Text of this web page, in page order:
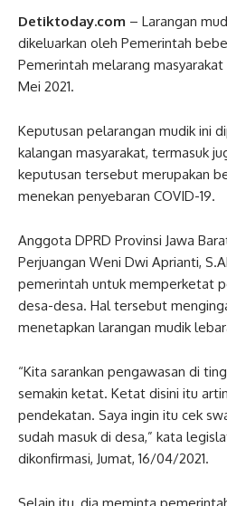
Detiktoday.com – Larangan
dikeluarkan oleh Pemerintah
Pemerintah melarang
Mei 2021.
Keputusan pelarangan mudik ini
kalangan masyarakat, termasuk
keputusan tersebut merupakan
menekan penyebaran COVID-19.
Anggota DPRD Provinsi Jawa
Perjuangan Weni Dwi Aprianti,
pemerintah untuk memperketat
desa-desa. Hal tersebut
menetapkan larangan mudik
“Kita sarankan pengawasan di
semakin ketat. Ketat disini itu
pendekatan. Saya ingin itu cek
sudah masuk di desa,” kata
dikonfirmasi, Jumat, 16/04/2021.